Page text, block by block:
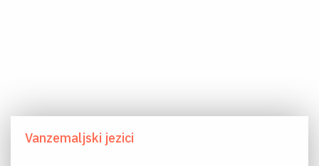
Vanzemaljski jezici